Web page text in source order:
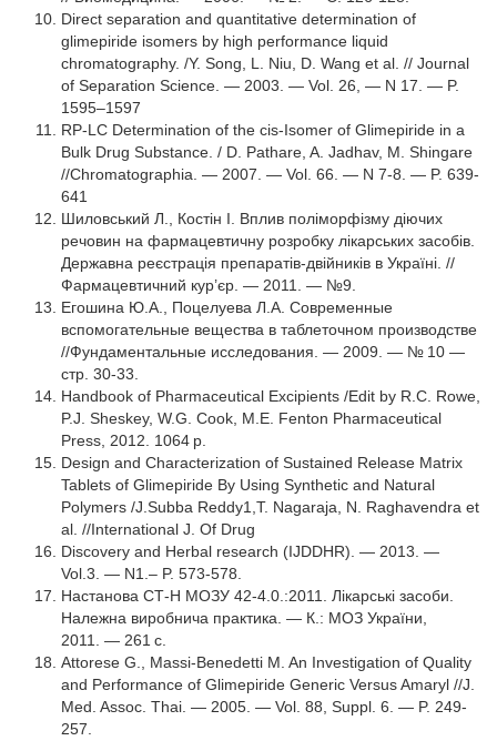
Direct separation and quantitative determination of
glimepiride isomers by high performance liquid
chromatography. /Y. Song, L. Niu, D. Wang et al. // Journal
of Separation Science. — 2003. — Vol. 26, — N 17. — P.
1595–1597
RP-LC Determination of the cis-Isomer of Glimepiride in a
Bulk Drug Substance. / D. Pathare, A. Jadhav, M. Shingare
//Chromatographia. — 2007. — Vol. 66. — N 7-8. — P. 639-
641
Шиловський Л., Костін І. Вплив поліморфізму діючих
речовин на фармацевтичну розробку лікарських засобів.
Державна реєстрація препаратів-двійників в Україні. //
Фармацевтичний кур’єр. — 2011. — №9.
Егошина Ю.А., Поцелуева Л.А. Cовременные
вспомогательные вещества в таблеточном производстве
//Фундаментальные исследования. — 2009. — № 10 —
стр. 30-33.
Handbook of Pharmaceutical Excipients /Edit by R.C. Rowe,
P.J. Sheskey, W.G. Cook, M.E. Fenton Pharmaceutical
Press, 2012. 1064 p.
Design and Characterization of Sustained Release Matrix
Tablets of Glimepiride By Using Synthetic and Natural
Polymers /J.Subba Reddy1,T. Nagaraja, N. Raghavendra et
al. //International J. Of Drug
Discovery and Herbal research (IJDDHR). — 2013. —
Vol.3. — N1.– P. 573-578.
Настанова СТ-Н МОЗУ 42-4.0.:2011. Лікарські засоби.
Належна виробнича практика. — К.: МОЗ України,
2011. — 261 с.
Attorese G., Massi-Benedetti M. An Investigation of Quality
and Performance of Glimepiride Generic Versus Amaryl //J.
Med. Assoc. Thai. — 2005. — Vol. 88, Suppl. 6. — P. 249-
257.